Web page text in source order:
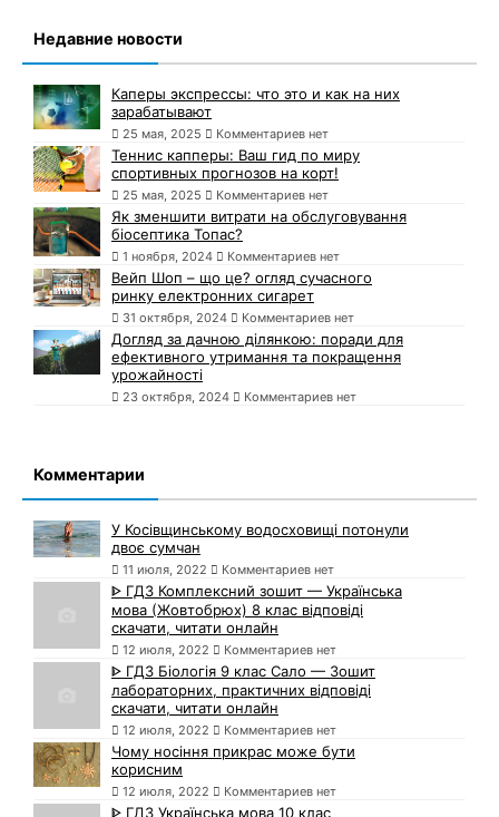
Недавние новости
Каперы экспрессы: что это и как на них
зарабатывают
25 мая, 2025 Комментариев нет
Теннис капперы: Ваш гид по миру
спортивных прогнозов на корт!
25 мая, 2025 Комментариев нет
Як зменшити витрати на обслуговування
біосептика Топас?
1 ноября, 2024 Комментариев нет
Вейп Шоп – що це? огляд сучасного
ринку електронних сигарет
31 октября, 2024 Комментариев нет
Догляд за дачною ділянкою: поради для
ефективного утримання та покращення
урожайності
23 октября, 2024 Комментариев нет
Комментарии
У Косівщинському водосховищі потонули
двоє сумчан
11 июля, 2022 Комментариев нет
ᐈ ГДЗ Комплексний зошит — Українська
мова (Жовтобрюх) 8 клас відповіді
скачати, читати онлайн
12 июля, 2022 Комментариев нет
ᐈ ГДЗ Біологія 9 клас Сало — Зошит
лабораторних, практичних відповіді
скачати, читати онлайн
12 июля, 2022 Комментариев нет
Чому носіння прикрас може бути
корисним
12 июля, 2022 Комментариев нет
ᐈ ГДЗ Українська мова 10 клас